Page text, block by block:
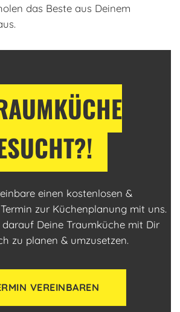
das Beste aus Deinem
einen kostenlosen &
zur Küchenplanung mit uns.
Deine Traumküche mit Dir
zu planen & umzusetzen.
VEREINBAREN